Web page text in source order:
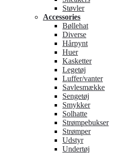
Støvler
Accessories
Bøllehat
Diverse
Hårpynt
Huer
Kasketter
Legetøj
Luffer/vanter
Savlesmække
Sengetøj
Smykker
Solhatte
Strømpebukser
Strømper
Udstyr
Undertøj